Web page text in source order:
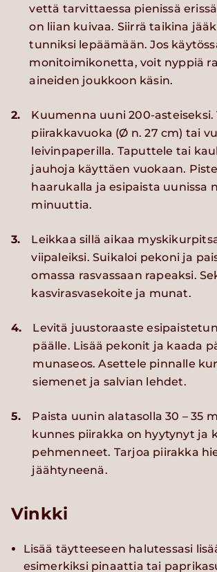
vettä tarvittaessa pienissä
on liian kuivaa. Siirrä taikina
tunniksi lepäämään. Jos
monitoimikonetta, voit nyppiä
aineiden joukkoon käsin.
2.
Kuumenna uuni 200-asteiseksi.
piirakkavuoka (Ø n. 27 cm) tai
leivinpaperilla. Taputtele tai
jauhoja käyttäen vuokaan.
haarukalla ja esipaista uunissa
minuuttia.
3.
Leikkaa sillä aikaa
viipaleiksi. Suikaloi pekoni ja
omassa rasvassaan rapeaksi.
kasvirasvasekoite ja munat.
4.
Levitä juustoraaste
päälle. Lisää pekonit ja kaada
munaseos. Asettele pinnalle
siemenet ja salvian lehdet.
5.
Paista uunin alatasolla 30 – 35
kunnes piirakka on hyytynyt ja
pehmenneet. Tarjoa piirakka
jäähtyneenä.
Vinkki
Lisää täytteeseen halutessasi
esimerkiksi pinaattia tai